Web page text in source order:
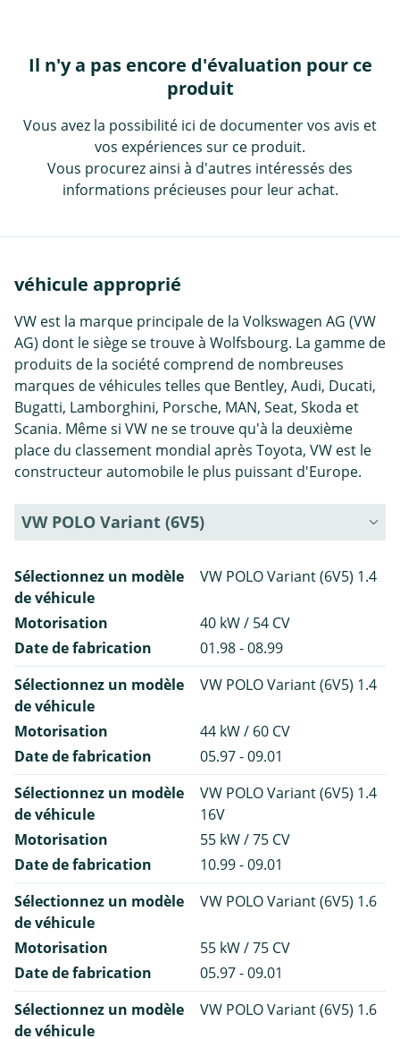
Il n'y a pas encore d'évaluation pour ce
produit
Vous avez la possibilité ici de documenter vos avis et
vos expériences sur ce produit.
Vous procurez ainsi à d'autres intéressés des
informations précieuses pour leur achat.
véhicule approprié
VW est la marque principale de la Volkswagen AG (VW
AG) dont le siège se trouve à Wolfsbourg. La gamme de
produits de la société comprend de nombreuses
marques de véhicules telles que Bentley, Audi, Ducati,
Bugatti, Lamborghini, Porsche, MAN, Seat, Skoda et
Scania. Même si VW ne se trouve qu'à la deuxième
place du classement mondial après Toyota, VW est le
constructeur automobile le plus puissant d'Europe.
VW POLO Variant (6V5)
Sélectionnez un modèle
de véhicule
VW POLO Variant (6V5) 1.4
Motorisation
40 kW / 54 CV
Date de fabrication
01.98 - 08.99
Sélectionnez un modèle
de véhicule
VW POLO Variant (6V5) 1.4
Motorisation
44 kW / 60 CV
Date de fabrication
05.97 - 09.01
Sélectionnez un modèle
de véhicule
VW POLO Variant (6V5) 1.4
16V
Motorisation
55 kW / 75 CV
Date de fabrication
10.99 - 09.01
Sélectionnez un modèle
de véhicule
VW POLO Variant (6V5) 1.6
Motorisation
55 kW / 75 CV
Date de fabrication
05.97 - 09.01
Sélectionnez un modèle
de véhicule
VW POLO Variant (6V5) 1.6